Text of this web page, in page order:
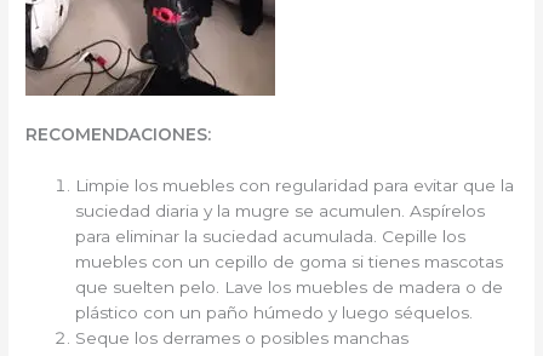
RECOMENDACIONES:
Limpie los muebles con regularidad para evitar que la
suciedad diaria y la mugre se acumulen. Aspírelos
para eliminar la suciedad acumulada. Cepille los
muebles con un cepillo de goma si tienes mascotas
que suelten pelo. Lave los muebles de madera o de
plástico con un paño húmedo y luego séquelos.
Seque los derrames o posibles manchas